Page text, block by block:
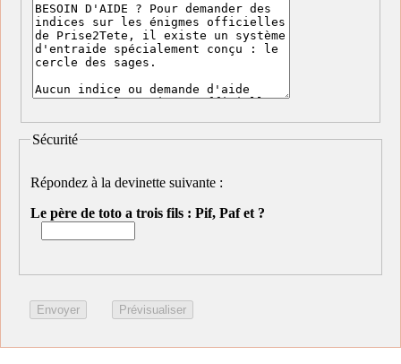
Sécurité
Répondez à la devinette suivante :
Le père de toto a trois fils : Pif, Paf et ?